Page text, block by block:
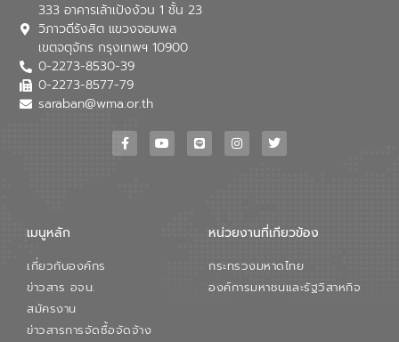
333 อาคารเล้าเป้งง้วน 1 ชั้น 23
วิภาวดีรังสิต แขวงจอมพล
เขตจตุจักร กรุงเทพฯ 10900
0-2273-8530-39
0-2273-8577-79
saraban@wma.or.th
เมนูหลัก
เกี่ยวกับองค์กร
ข่าวสาร อจน.
สมัครงาน
ข่าวสารการจัดซื้อจัดจ้าง
หน่วยงานที่เกียวข้อง
กระทรวงมหาดไทย
องค์การมหาชนและรัฐวิสาหกิจ